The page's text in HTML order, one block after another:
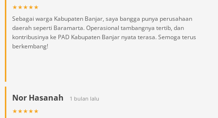
★★★★★
Sebagai warga Kabupaten Banjar, saya bangga punya perusahaan
daerah seperti Baramarta. Operasional tambangnya tertib, dan
kontribusinya ke PAD Kabupaten Banjar nyata terasa. Semoga terus
berkembang!
Nor Hasanah 1 bulan lalu
★★★★★